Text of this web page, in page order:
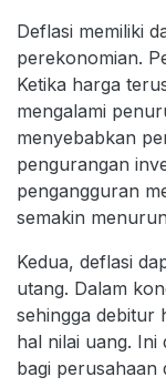
Deflasi memiliki
perekonomian.
Ketika harga
mengalami
menyebabkan
pengurangan
pengangguran
semakin
Kedua, deflasi
utang. Dalam
sehingga debitur
hal nilai uang.
bagi perusahaan